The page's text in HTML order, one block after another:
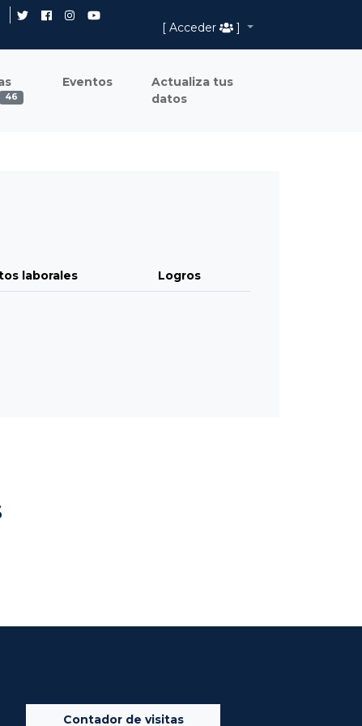
[ Acceder
]
46
Eventos
Actualiza tus
datos
laborales Logros
Contador de visitas